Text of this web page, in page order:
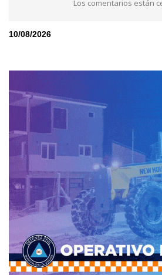
Los comentarios están
10/08/2026